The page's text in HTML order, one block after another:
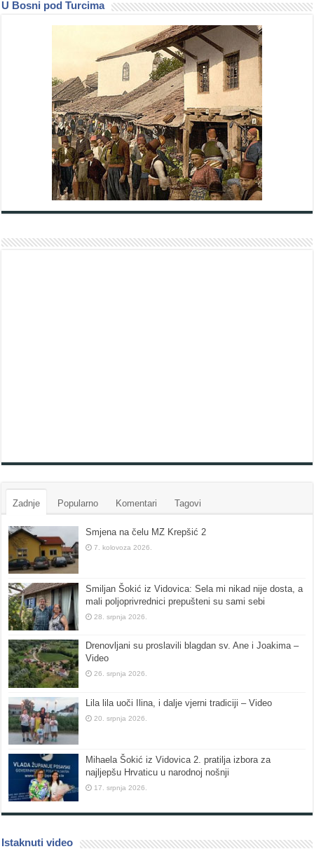
U Bosni pod Turcima
Zadnje Popularno Komentari Tagovi
Smjena na čelu MZ Krepšić 2
7. kolovoza 2026.
Smiljan Šokić iz Vidovica: Sela mi nikad nije dosta, a
mali poljoprivrednici prepušteni su sami sebi
28. srpnja 2026.
Drenovljani su proslavili blagdan sv. Ane i Joakima –
Video
26. srpnja 2026.
Lila lila uoči Ilina, i dalje vjerni tradiciji – Video
20. srpnja 2026.
Mihaela Šokić iz Vidovica 2. pratilja izbora za
najljepšu Hrvaticu u narodnoj nošnji
17. srpnja 2026.
Istaknuti video